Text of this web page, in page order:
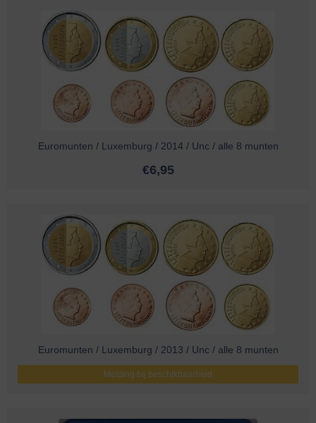
Euromunten / Luxemburg / 2014 / Unc / alle 8 munten
€6,95
Euromunten / Luxemburg / 2013 / Unc / alle 8 munten
Melding bij beschikbaarheid